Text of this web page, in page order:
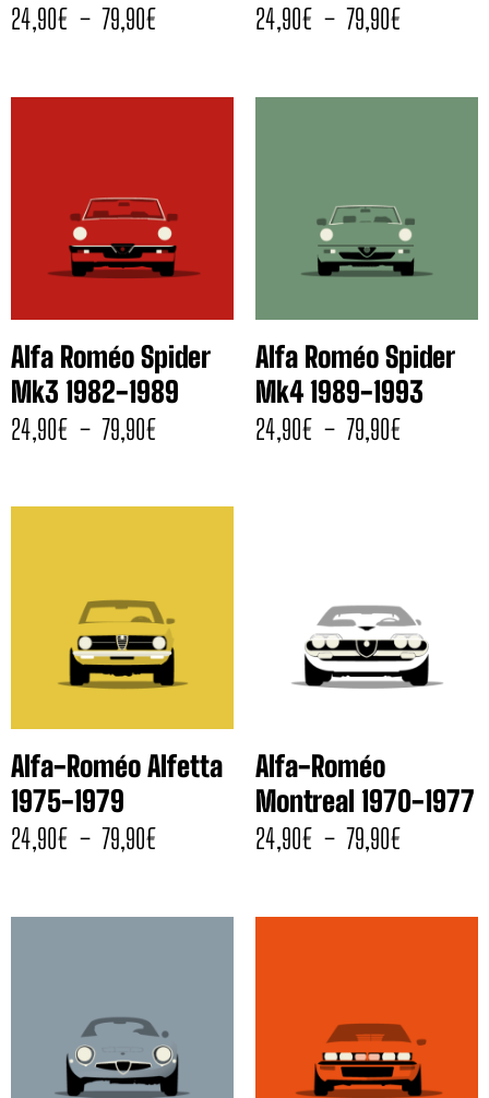
24,90€ – 79,90€ 24,90€ – 79,90€
Alfa Roméo Spider
Mk3 1982-1989
24,90€ – 79,90€
Alfa Roméo Spider
Mk4 1989-1993
24,90€ – 79,90€
Alfa-Roméo Alfetta
1975-1979
24,90€ – 79,90€
Alfa-Roméo
Montreal 1970-1977
24,90€ – 79,90€